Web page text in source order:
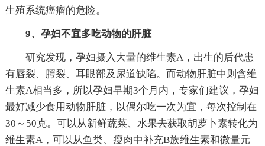
生殖系统癌瘤的危险。
9、孕妇不宜多吃动物的肝脏
研究发现，孕妇摄入大量的维生素A，出生的后代患
有唇裂、腭裂、耳眼部及尿道缺陷。而动物肝脏中则含维
生素A相当多，所以孕妇早期3个月内，专家们建议，孕妇
最好减少食用动物肝脏，以偶尔吃一次为宜，每次控制在
30～50克。可以从新鲜蔬菜、水果去获取胡萝卜素转化为
维生素A，可以从鱼类、瘦肉中补充B族维生素和微量元